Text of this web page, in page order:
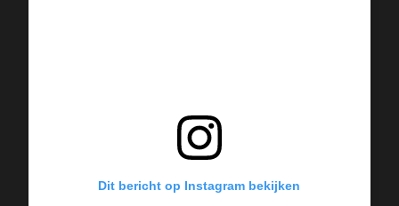
Dit bericht op Instagram bekijken